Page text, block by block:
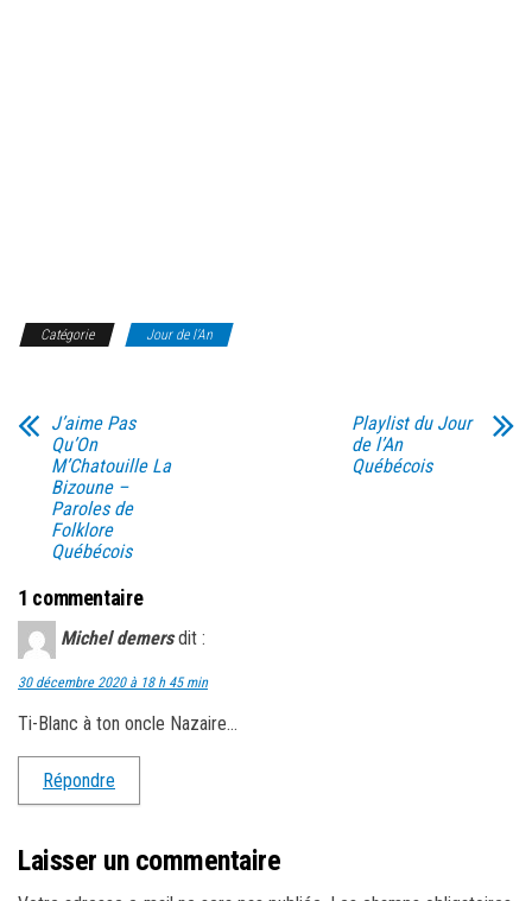
Catégorie Jour de l'An
J’aime Pas
Qu’On
M’Chatouille La
Bizoune –
Paroles de
Folklore
Québécois
Playlist du Jour
de l’An
Québécois
1 commentaire
Michel demers dit :
30 décembre 2020 à 18 h 45 min
Ti-Blanc à ton oncle Nazaire…
Répondre
Laisser un commentaire